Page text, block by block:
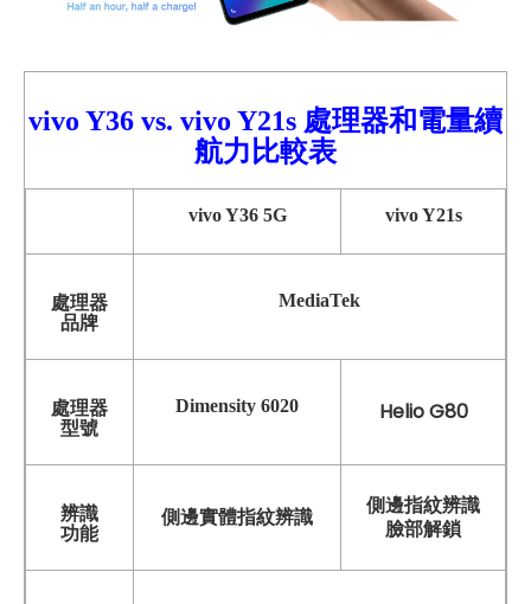
vivo Y36 vs. vivo Y21s 處理器和電量續
航力比較表
vivo Y36 5G vivo Y21s
處理器
品牌
MediaTek
處理器
型號
Dimensity 6020 Helio G80
辨識
功能
側邊實體指紋辨識
側邊指紋辨識
臉部解鎖